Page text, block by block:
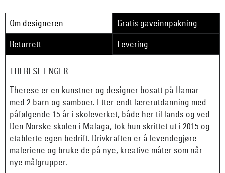
Om designeren
Gratis gaveinnpakning
Returrett
Levering
THERESE ENGER
Therese er en kunstner og designer bosatt på Hamar
med 2 barn og samboer. Etter endt lærerutdanning med
påfølgende 15 år i skoleverket, både her til lands og ved
Den Norske skolen i Malaga, tok hun skrittet ut i 2015 og
etablerte egen bedrift. Drivkraften er å levendegjøre
maleriene og bruke de på nye, kreative måter som når
nye målgrupper.